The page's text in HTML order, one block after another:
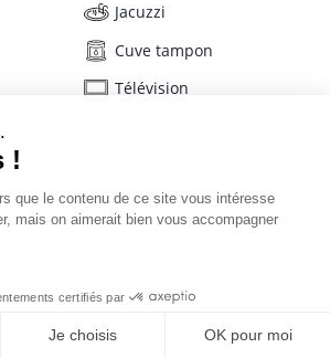
Jacuzzi
Cuve tampon
Télévision
Sèche-cheveux
ET RÉSERVATION